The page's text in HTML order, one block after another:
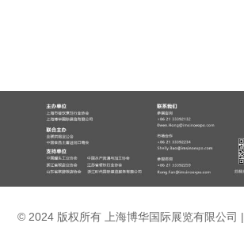
© 2024 版权所有 上海博华国际展览有限公司 |